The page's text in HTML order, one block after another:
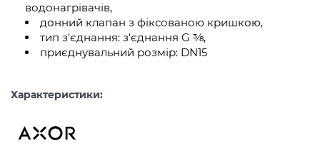
водонагрівачів,
донний клапан з фіксованою кришкою,
тип з'єднання: з'єднання G ⅜,
приєднувальний розмір: DN15
Характеристики: